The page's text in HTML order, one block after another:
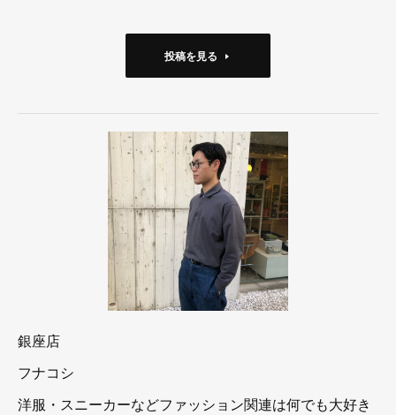
投稿を見る
銀座店
フナコシ
洋服・スニーカーなどファッション関連は何でも大好き